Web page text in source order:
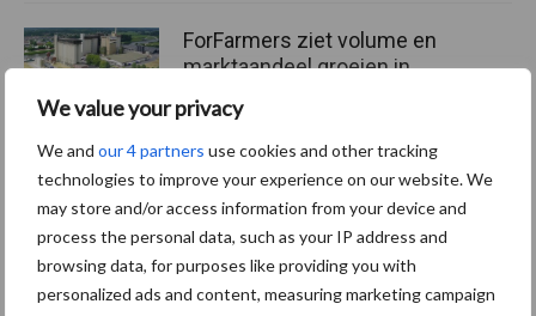
We value your privacy
We and our 4 partners use cookies and other tracking
technologies to improve your experience on our website. We
may store and/or access information from your device and
process the personal data, such as your IP address and
browsing data, for purposes like providing you with
personalized ads and content, measuring marketing campaign
ForFarmers ziet volume en
marktaandeel groeien in
markt
Themapagina's
Diergezondheid Bemesting Fokkerij